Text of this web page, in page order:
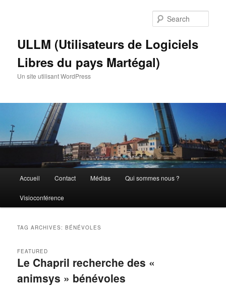
ULLM (Utilisateurs de Logiciels
Libres du pays Martégal)
Un site utilisant WordPress
Accueil Contact Médias Qui sommes nous ?
Visioconférence
TAG ARCHIVES:BÉNÉVOLES
Le Chapril recherche des «
animsys » bénévoles
FEATURED